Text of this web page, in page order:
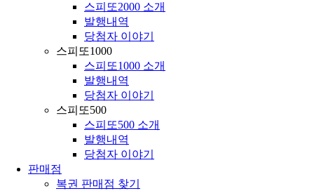
스피또2000 소개
발행내역
당첨자 이야기
스피또1000
스피또1000 소개
발행내역
당첨자 이야기
스피또500
스피또500 소개
발행내역
당첨자 이야기
판매점
복권 판매점 찾기